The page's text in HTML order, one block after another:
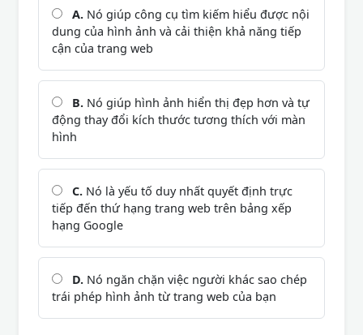
A. Nó giúp công cụ tìm kiếm hiểu được nội
dung của hình ảnh và cải thiện khả năng tiếp
cận của trang web
B. Nó giúp hình ảnh hiển thị đẹp hơn và tự
động thay đổi kích thước tương thích với màn
hình
C. Nó là yếu tố duy nhất quyết định trực
tiếp đến thứ hạng trang web trên bảng xếp
hạng Google
D. Nó ngăn chặn việc người khác sao chép
trái phép hình ảnh từ trang web của bạn